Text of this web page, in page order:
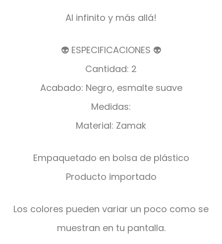
Al infinito y más allá!
👽 ESPECIFICACIONES 👽
Cantidad: 2
Acabado: Negro, esmalte suave
Medidas:
Material: Zamak
Empaquetado en bolsa de plástico
Producto importado
Los colores pueden variar un poco como se
muestran en tu pantalla.